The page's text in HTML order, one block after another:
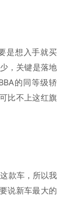
是想入手就买
，关键是落地
的同等级轿
比不上这红旗
款车，所以我
说新车最大的